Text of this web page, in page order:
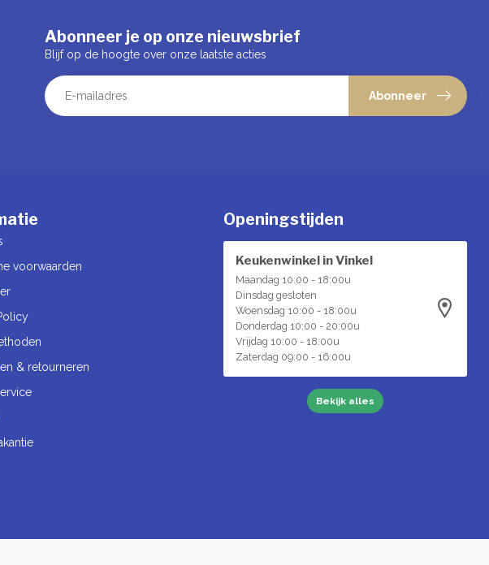
Abonneer je op onze nieuwsbrief
Blijf op de hoogte over onze laatste acties
Abonneer
voorwaarden
& retourneren
Openingstijden
Keukenwinkel in Vinkel
Maandag 10:00 - 18:00u
Dinsdag gesloten
Woensdag 10:00 - 18:00u
Donderdag 10:00 - 20:00u
Vrijdag 10:00 - 18:00u
Zaterdag 09:00 - 16:00u
Bekijk alles